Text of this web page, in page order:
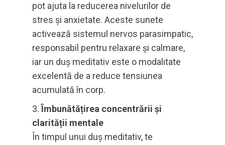
pot ajuta la reducerea nivelurilor de
stres și anxietate. Aceste sunete
activează sistemul nervos parasimpatic,
responsabil pentru relaxare și calmare,
iar un duș meditativ este o modalitate
excelentă de a reduce tensiunea
acumulată în corp.
Îmbunătățirea concentrării și
clarității mentale
În timpul unui duș meditativ, te